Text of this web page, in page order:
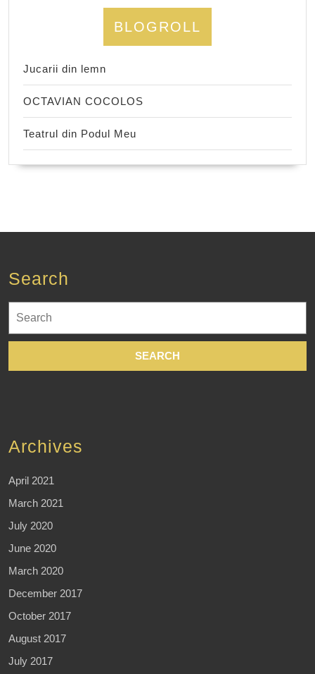
BLOGROLL
Jucarii din lemn
OCTAVIAN COCOLOS
Teatrul din Podul Meu
Search
for:
Archives
April 2021
March 2021
July 2020
June 2020
March 2020
December 2017
October 2017
August 2017
July 2017